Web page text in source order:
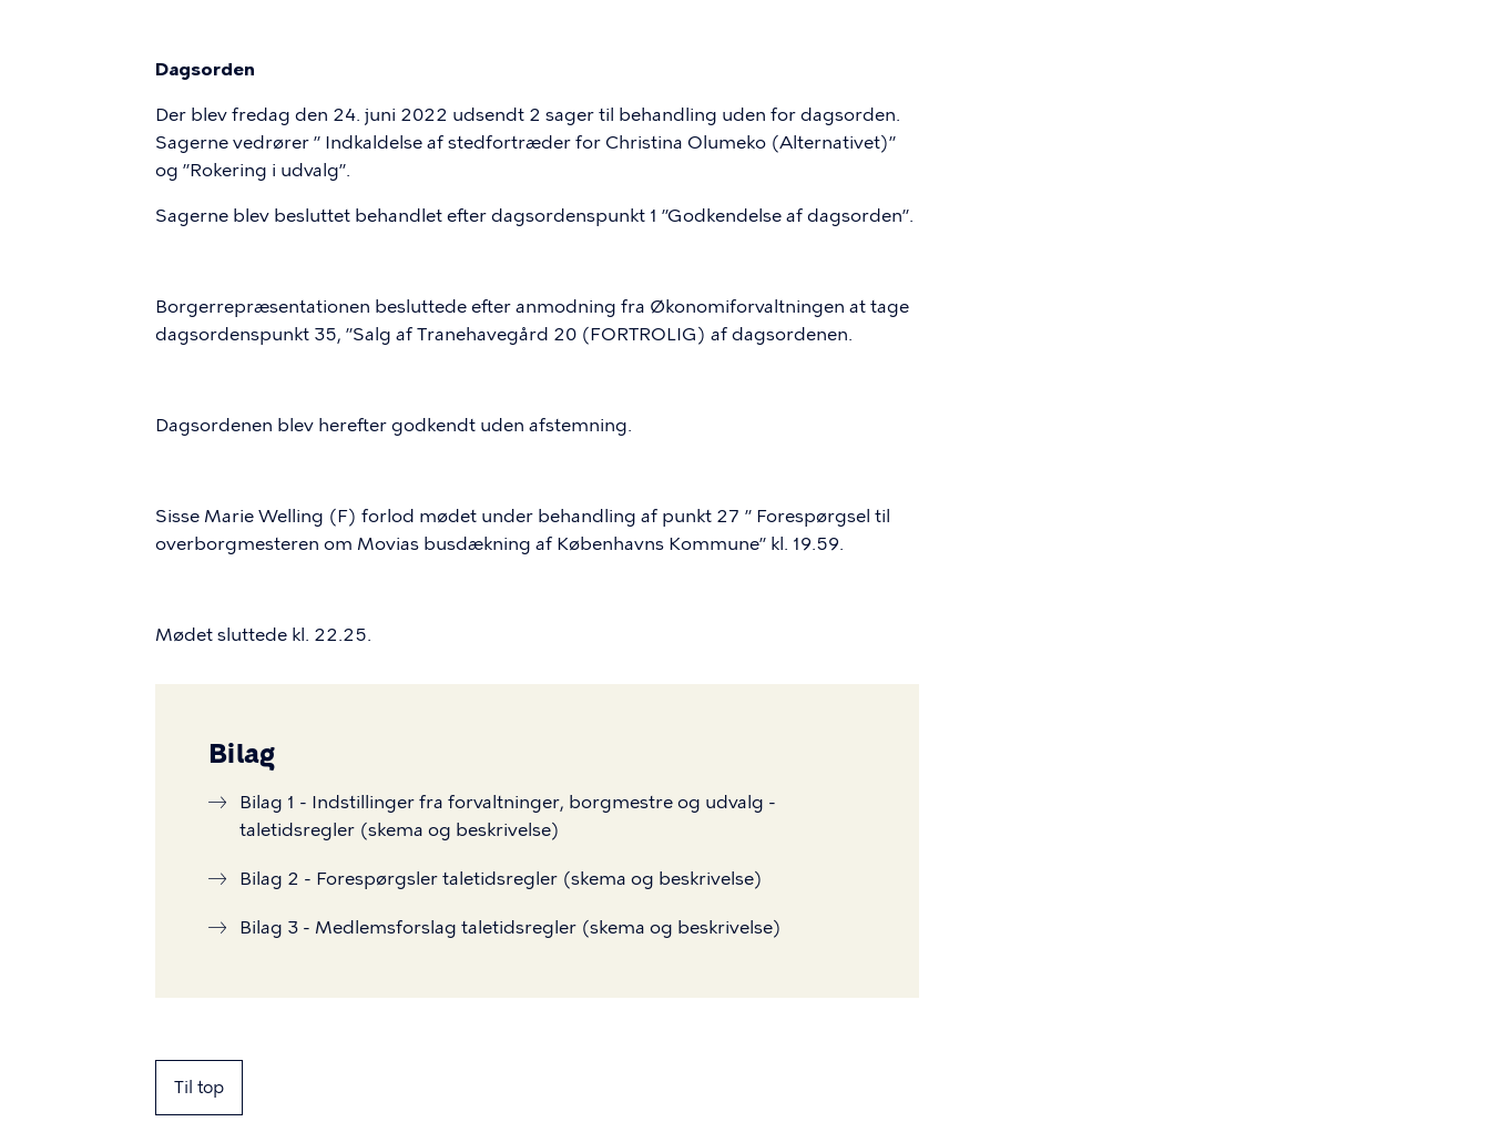
Dagsorden
Der blev fredag den 24. juni 2022 udsendt 2 sager til behandling uden for dagsorden.
Sagerne vedrører ” Indkaldelse af stedfortræder for Christina Olumeko (Alternativet)”
og ”Rokering i udvalg”.
Sagerne blev besluttet behandlet efter dagsordenspunkt 1 ”Godkendelse af dagsorden”.
Borgerrepræsentationen besluttede efter anmodning fra Økonomiforvaltningen at tage
dagsordenspunkt 35, ”Salg af Tranehavegård 20 (FORTROLIG) af dagsordenen.
Dagsordenen blev herefter godkendt uden afstemning.
Sisse Marie Welling (F) forlod mødet under behandling af punkt 27 ” Forespørgsel til
overborgmesteren om Movias busdækning af Københavns Kommune” kl. 19.59.
Mødet sluttede kl. 22.25.
Bilag
Bilag 1 - Indstillinger fra forvaltninger, borgmestre og udvalg -
taletidsregler (skema og beskrivelse)
Bilag 2 - Forespørgsler taletidsregler (skema og beskrivelse)
Bilag 3 - Medlemsforslag taletidsregler (skema og beskrivelse)
Til top